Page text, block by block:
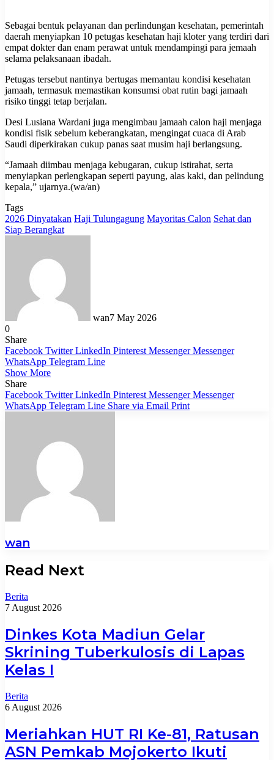
Sebagai bentuk pelayanan dan perlindungan kesehatan, pemerintah
daerah menyiapkan 10 petugas kesehatan haji kloter yang terdiri dari
empat dokter dan enam perawat untuk mendampingi para jemaah
selama pelaksanaan ibadah.
Petugas tersebut nantinya bertugas memantau kondisi kesehatan
jamaah, termasuk memastikan konsumsi obat rutin bagi jamaah
risiko tinggi tetap berjalan.
Desi Lusiana Wardani juga mengimbau jamaah calon haji menjaga
kondisi fisik sebelum keberangkatan, mengingat cuaca di Arab
Saudi diperkirakan cukup panas saat musim haji berlangsung.
“Jamaah diimbau menjaga kebugaran, cukup istirahat, serta
menyiapkan perlengkapan seperti payung, alas kaki, dan pelindung
kepala,” ujarnya.(wa/an)
Tags
2026 Dinyatakan Haji Tulungagung Mayoritas Calon Sehat dan
Siap Berangkat
wan7 May 2026
0
Share
Facebook Twitter LinkedIn Pinterest Messenger Messenger
WhatsApp Telegram Line
Show More
Share
Facebook Twitter LinkedIn Pinterest Messenger Messenger
WhatsApp Telegram Line Share via Email Print
wan
Read Next
Berita
7 August 2026
Dinkes Kota Madiun Gelar
Skrining Tuberkulosis di Lapas
Kelas I
Berita
6 August 2026
Meriahkan HUT RI Ke-81, Ratusan
ASN Pemkab Mojokerto Ikuti